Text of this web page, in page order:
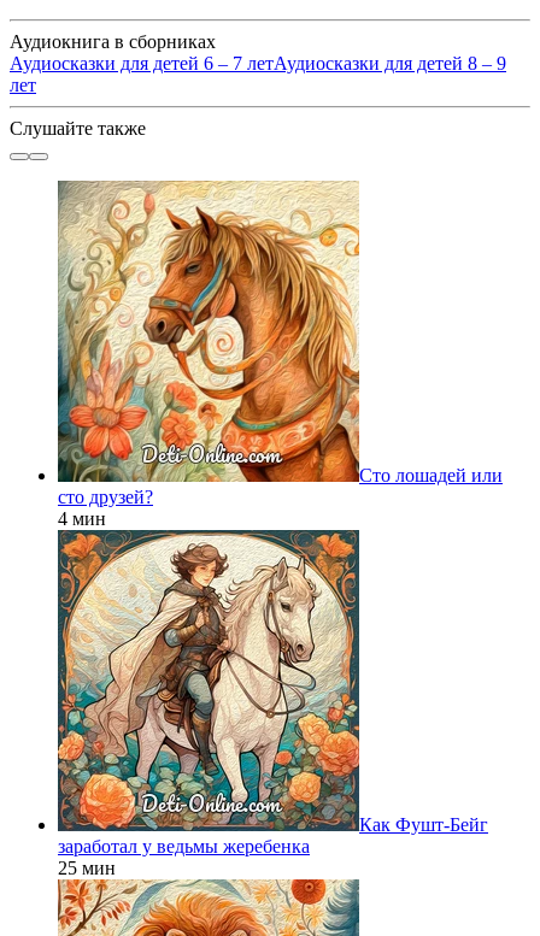
Аудиокнига в сборниках
Аудиосказки для детей 6 – 7 летАудиосказки для детей 8 – 9
лет
Слушайте также
Сто лошадей или
сто друзей?
4 мин
Как Фушт-Бейг
заработал у ведьмы жеребенка
25 мин